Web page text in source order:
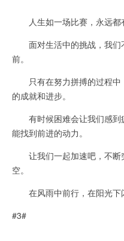
人生如一场比赛，永远都
面对生活中的挑战，我们
前。
只有在努力拼搏的过程中
的成就和进步。
有时候困难会让我们感到
能找到前进的动力。
让我们一起加速吧，不断
空。
在风雨中前行，在阳光下
#3#